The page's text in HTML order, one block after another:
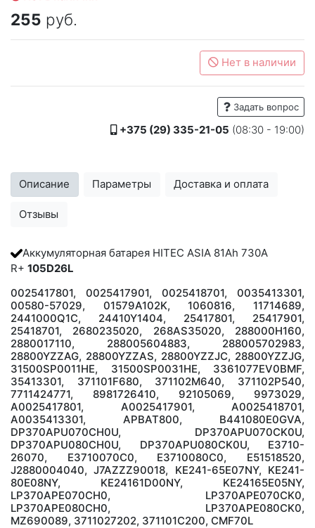
255 руб.
Нет в наличии
Задать вопрос
+375 (29) 335-21-05 (08:30 - 19:00)
Описание Параметры Доставка и оплата
Отзывы
Аккумуляторная батарея HITEC ASIA 81Ah 730A
R+ 105D26L
0025417801, 0025417901, 0025418701, 0035413301,
00580-57029, 01579A102K, 1060816, 11714689,
2441000Q1C, 24410Y1404, 25417801, 25417901,
25418701, 2680235020, 268AS35020, 288000H160,
2880017110, 288005604883, 288005702983,
28800YZZAG, 28800YZZAS, 28800YZZJC, 28800YZZJG,
31500SP0011HE, 31500SP0031HE, 3361077EV0BMF,
35413301, 371101F680, 371102M640, 371102P540,
7711424771, 8981726410, 92105069, 9973029,
A0025417801, A0025417901, A0025418701,
A0035413301, APBAT800, B441080E0GVA,
DP370APU070CH0U, DP370APU070CK0U,
DP370APU080CH0U, DP370APU080CK0U, E3710-
26070, E3710070C0, E3710080C0, E51518520,
J2880004040, J7AZZZ90018, KE241-65E07NY, KE241-
80E08NY, KE24161D00NY, KE24165E05NY,
LP370APE070CH0, LP370APE070CK0,
LP370APE080CH0, LP370APE080CK0,
MZ690089, 3711027202, 371101C200, CMF70L